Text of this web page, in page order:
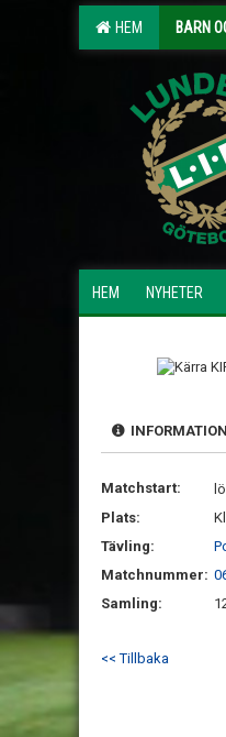
HEM BARN
HEM NYHETER
INFORMATION
Matchstart:
Plats:
Tävling:
Matchnummer:
Samling:
<< Tillbaka